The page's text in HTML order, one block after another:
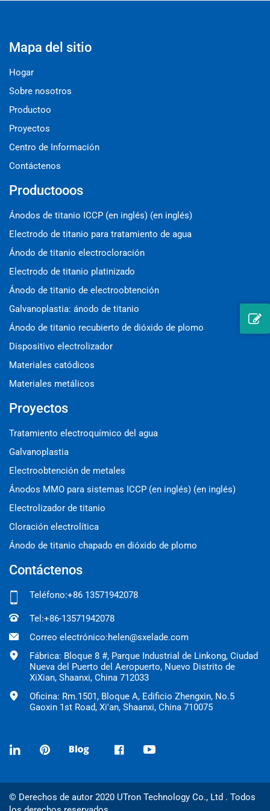
Mapa del sitio
Hogar
Sobre nosotros
Productoo
Proyectos
Centro de Información
Contáctenos
Productooos
Ánodos de titanio ICCP (en inglés) (en inglés)
Electrodo de titanio para tratamiento de agua
Ánodo de titanio electrocloración
Electrodo de titanio platinizado
Ánodo de titanio de electroobtención
Galvanoplastia: ánodo de titanio
Ánodo de titanio recubierto de dióxido de plomo
Dispositivo electrolizador
Materiales catódicos
Materiales metálicos
Proyectos
Tratamiento electroquímico del agua
Galvanoplastia
Electroobtención de metales
Ánodos MMO para sistemas ICCP (en inglés) (en inglés)
Electrolizador de titanio
Cloración electrolítica
Ánodo de titanio chapado en dióxido de plomo
Contáctenos
Teléfono:+86 13571942078
Tel:+86-13571942078
Correo electrónico:helen@sxelade.com
Fábrica: Bloque 8 #, Parque Industrial de Linkong, Ciudad
Nueva del Puerto del Aeropuerto, Nuevo Distrito de
XiXian, Shaanxi, China 712033
Oficina: Rm.1501, Bloque A, Edificio Zhengxin, No.5
Gaoxin 1st Road, Xi'an, Shaanxi, China 710075
© Derechos de autor 2020 UTron Technology Co., Ltd . Todos